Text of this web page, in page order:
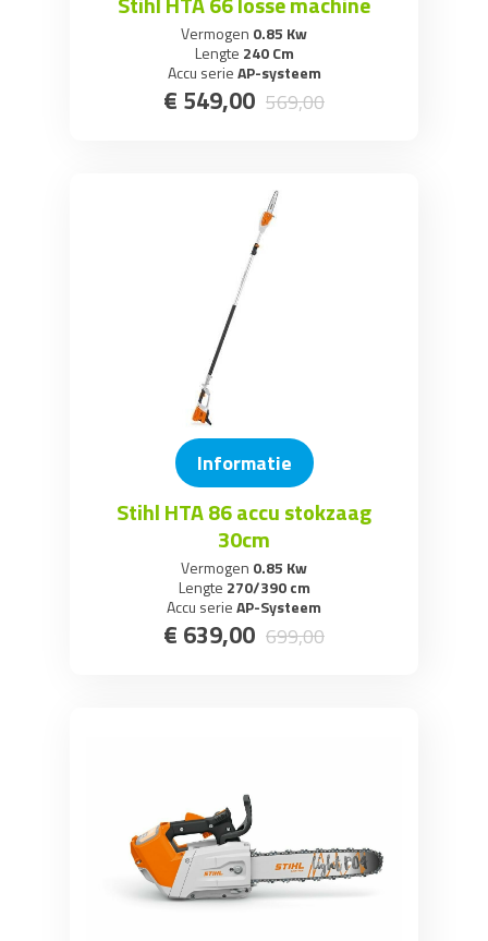
Vermogen 0.85 Kw
Lengte 240 Cm
Accu serieAP-systeem
€ 549,00 569,00
Informatie
Stihl HTA 86 accu stokzaag
30cm
Vermogen 0.85 Kw
Lengte 270/390 cm
Accu serieAP-Systeem
€ 639,00 699,00